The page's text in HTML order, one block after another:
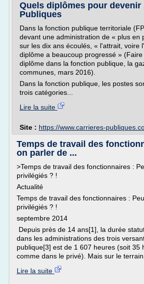
Quels diplômes pour devenir
Publiques
Dans la fonction publique territoriale
devant une administration de « plus en
sur les dix ans écoulés, « l'attrait, voire
diplôme a beaucoup progressé »
diplôme dans la fonction publique, la
communes, mars 2016).
Dans la fonction publique, les postes
trois catégories...
Lire la suite
Site : https://www.carrieres-
Temps de travail des
on parler de ...
>Temps de travail des fonctionnaires :
privilégiés ? !
Actualité
Temps de travail des fonctionnaires :
privilégiés ? !
septembre 2014
Depuis près de 14 ans[1], la durée
dans les administrations des trois
publique[3] est de 1 607 heures (soit 35
comme dans le privé). Mais sur le
Lire la suite